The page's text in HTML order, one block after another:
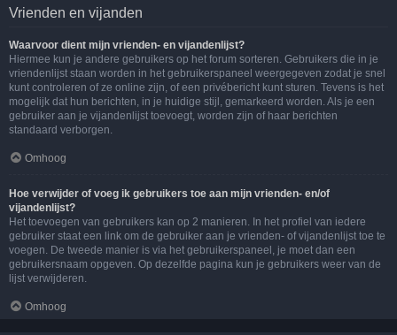
Vrienden en vijanden
Waarvoor dient mijn vrienden- en vijandenlijst?
Hiermee kun je andere gebruikers op het forum sorteren. Gebruikers die in je
vriendenlijst staan worden in het gebruikerspaneel weergegeven zodat je snel
kunt controleren of ze online zijn, of een privébericht kunt sturen. Tevens is het
mogelijk dat hun berichten, in je huidige stijl, gemarkeerd worden. Als je een
gebruiker aan je vijandenlijst toevoegt, worden zijn of haar berichten
standaard verborgen.
Omhoog
Hoe verwijder of voeg ik gebruikers toe aan mijn vrienden- en/of
vijandenlijst?
Het toevoegen van gebruikers kan op 2 manieren. In het profiel van iedere
gebruiker staat een link om de gebruiker aan je vrienden- of vijandenlijst toe te
voegen. De tweede manier is via het gebruikerspaneel, je moet dan een
gebruikersnaam opgeven. Op dezelfde pagina kun je gebruikers weer van de
lijst verwijderen.
Omhoog